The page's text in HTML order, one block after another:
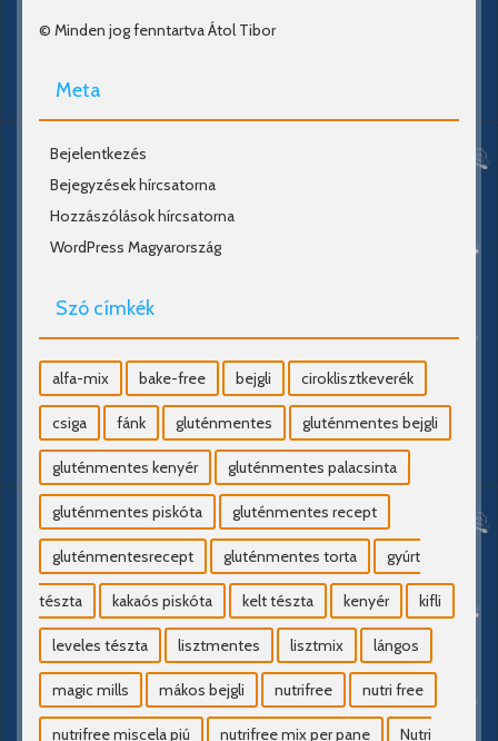
© Minden jog fenntartva Átol Tibor
Meta
Bejelentkezés
Bejegyzések hírcsatorna
Hozzászólások hírcsatorna
WordPress Magyarország
Szó címkék
alfa-mix bake-free bejgli ciroklisztkeverék
csiga fánk gluténmentes gluténmentes bejgli
gluténmentes kenyér gluténmentes palacsinta
gluténmentes piskóta gluténmentes recept
gluténmentesrecept gluténmentes torta gyúrt
tészta kakaós piskóta kelt tészta kenyér kifli
leveles tészta lisztmentes lisztmix lángos
magic mills mákos bejgli nutrifree nutri free
nutrifree miscela piú nutrifree mix per pane Nutri